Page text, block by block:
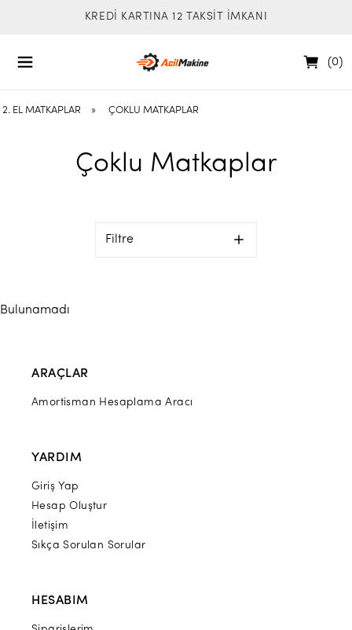
KREDİ KARTINA 12 TAKSİT İMKANI
(0)
2. EL MATKAPLAR » ÇOKLU MATKAPLAR
Çoklu Matkaplar
Filtre
Bulunamadı
ARAÇLAR
Amortisman Hesaplama Aracı
YARDIM
Giriş Yap
Hesap Oluştur
İletişim
Sıkça Sorulan Sorular
HESABIM